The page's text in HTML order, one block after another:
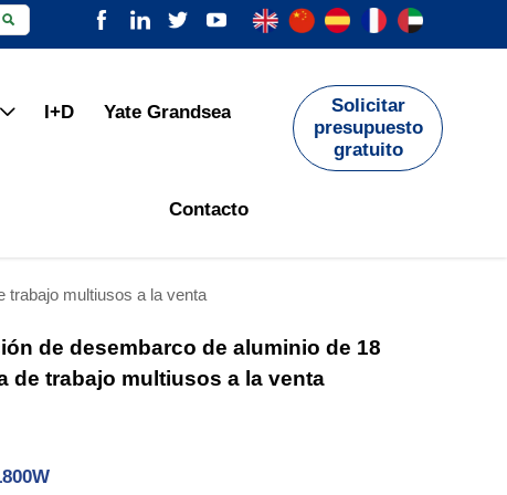

 I+D Yate Grandsea
Contacto
Solicitar
presupuesto
gratuito
trabajo multiusos a la venta
de desembarco de aluminio de 18
de trabajo multiusos a la venta